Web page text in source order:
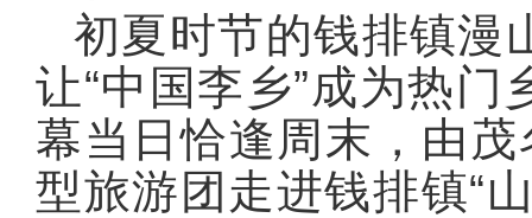
初夏时节的钱排镇漫
让“中国李乡”成为热
幕当日恰逢周末，由
型旅游团走进钱排镇“